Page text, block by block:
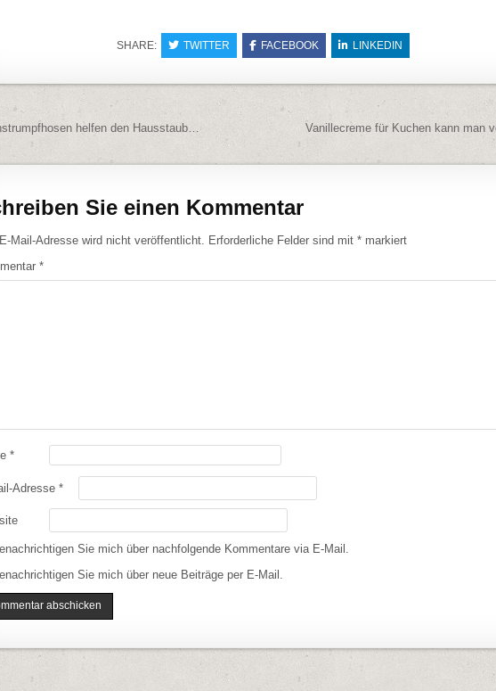
SHARE: TWITTER FACEBOOK LINKEDIN
Vanillecreme für Kuchen kann man
helfen den Hausstaub…
Sie einen Kommentar
E-Mail-Adresse wird nicht veröffentlicht. Erforderliche Felder sind mit* markiert
*
*
Adresse*
Sie mich über nachfolgende Kommentare via E-Mail.
Sie mich über neue Beiträge per E-Mail.